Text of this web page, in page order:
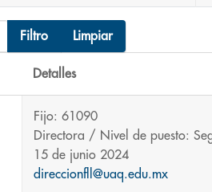
Filtro Limpiar
Detalles
Fijo: 61090
Directora / Nivel de puesto:
15 de junio 2024
direccionfll@uaq.edu.mx